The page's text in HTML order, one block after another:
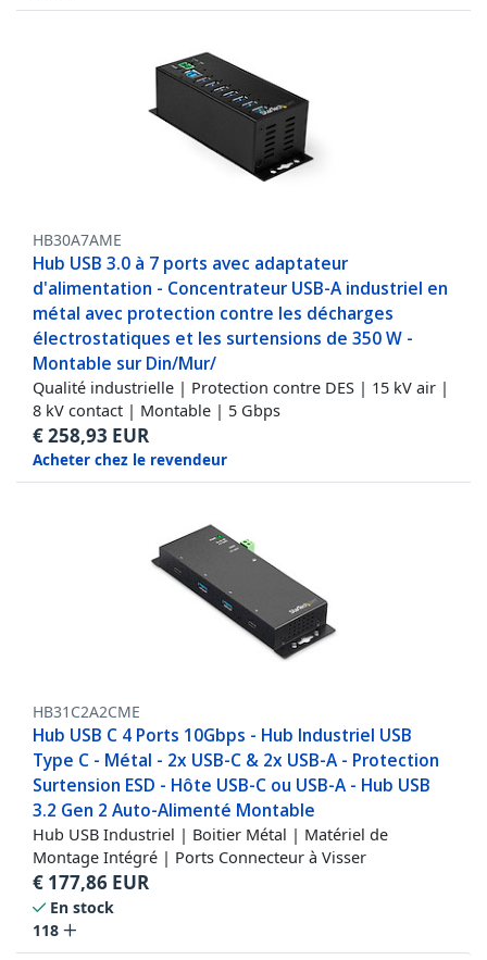
HB30A7AME
Hub USB 3.0 à 7 ports avec adaptateur
d'alimentation - Concentrateur USB-A industriel en
métal avec protection contre les décharges
électrostatiques et les surtensions de 350 W -
Montable sur Din/Mur/
Qualité industrielle | Protection contre DES | 15 kV air |
8 kV contact | Montable | 5 Gbps
€258,93 EUR
Acheter chez le revendeur
HB31C2A2CME
Hub USB C 4 Ports 10Gbps - Hub Industriel USB
Type C - Métal - 2x USB-C & 2x USB-A - Protection
Surtension ESD - Hôte USB-C ou USB-A - Hub USB
3.2 Gen 2 Auto-Alimenté Montable
Hub USB Industriel | Boitier Métal | Matériel de
Montage Intégré | Ports Connecteur à Visser
€ 177,86 EUR
En stock
118